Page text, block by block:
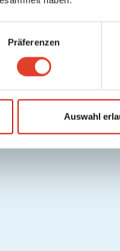
Präferenzen
Auswahl